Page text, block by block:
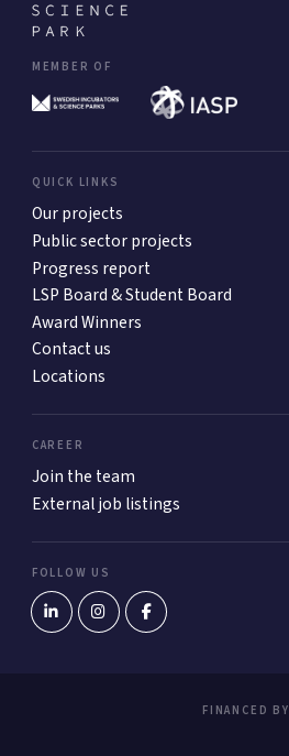
MEMBER OF
QUICK LINKS
Our projects
Public sector projects
Progress report
LSP Board & Student Board
Award Winners
Contact us
Locations
CAREER
Join the team
External job listings
FOLLOW US
FINANCED BY